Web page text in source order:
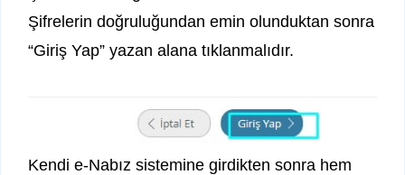
Şifrelerin doğruluğundan emin olunduktan sonra
“Giriş Yap” yazan alana tıklanmalıdır.
Kendi e-Nabız sistemine girdikten sonra hem